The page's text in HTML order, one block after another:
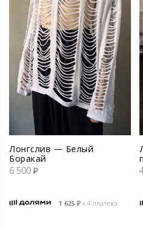
Лонгслив — Белый
Боракай
6 500 ₽
1 625 ₽х 4 платежа